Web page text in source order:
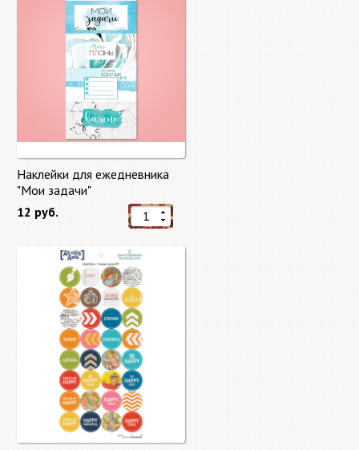
Наклейки для ежедневника
"Мои задачи"
12 руб.